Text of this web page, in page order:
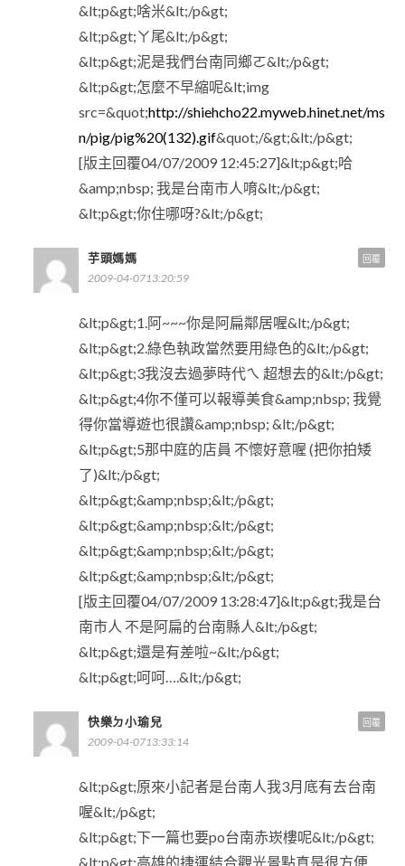
&lt;p&gt;啥米&lt;/p&gt;
&lt;p&gt;ㄚ尾&lt;/p&gt;
&lt;p&gt;泥是我們台南同鄉ㄛ&lt;/p&gt;
&lt;p&gt;怎麼不早縮呢&lt;img
src=&quot;http://shiehcho22.myweb.hinet.net/ms
n/pig/pig%20(132).gif&quot;/&gt;&lt;/p&gt;
[版主回覆04/07/2009 12:45:27]&lt;p&gt;哈
&amp;nbsp; 我是台南市人唷&lt;/p&gt;
&lt;p&gt;你住哪呀?&lt;/p&gt;
芋頭媽媽
2009-04-0713:20:59
&lt;p&gt;1.阿~~~你是阿扁鄰居喔&lt;/p&gt;
&lt;p&gt;2.綠色執政當然要用綠色的&lt;/p&gt;
&lt;p&gt;3我沒去過夢時代ㄟ 超想去的&lt;/p&gt;
&lt;p&gt;4你不僅可以報導美食&amp;nbsp; 我覺
得你當導遊也很讚&amp;nbsp; &lt;/p&gt;
&lt;p&gt;5那中庭的店員 不懷好意喔 (把你拍矮
了)&lt;/p&gt;
&lt;p&gt;&amp;nbsp;&lt;/p&gt;
&lt;p&gt;&amp;nbsp;&lt;/p&gt;
&lt;p&gt;&amp;nbsp;&lt;/p&gt;
&lt;p&gt;&amp;nbsp;&lt;/p&gt;
[版主回覆04/07/2009 13:28:47]&lt;p&gt;我是台
南市人 不是阿扁的台南縣人&lt;/p&gt;
&lt;p&gt;還是有差啦~&lt;/p&gt;
&lt;p&gt;呵呵….&lt;/p&gt;
回覆
快樂ㄉ小瑜兒
2009-04-0713:33:14
&lt;p&gt;原來小記者是台南人我3月底有去台南
喔&lt;/p&gt;
&lt;p&gt;下一篇也要po台南赤崁樓呢&lt;/p&gt;
&lt;p&gt;高雄的捷運結合觀光景點真是很方便
回覆